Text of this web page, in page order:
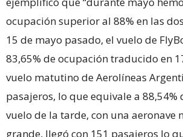
ocupación superior al 88% en las
15 de mayo pasado, el vuelo de
83,65% de ocupación traducido en
vuelo matutino de Aerolíneas
pasajeros, lo que equivale a 88,54%
vuelo de la tarde, con una aeronave
grande, llegó con 151 pasajeros lo